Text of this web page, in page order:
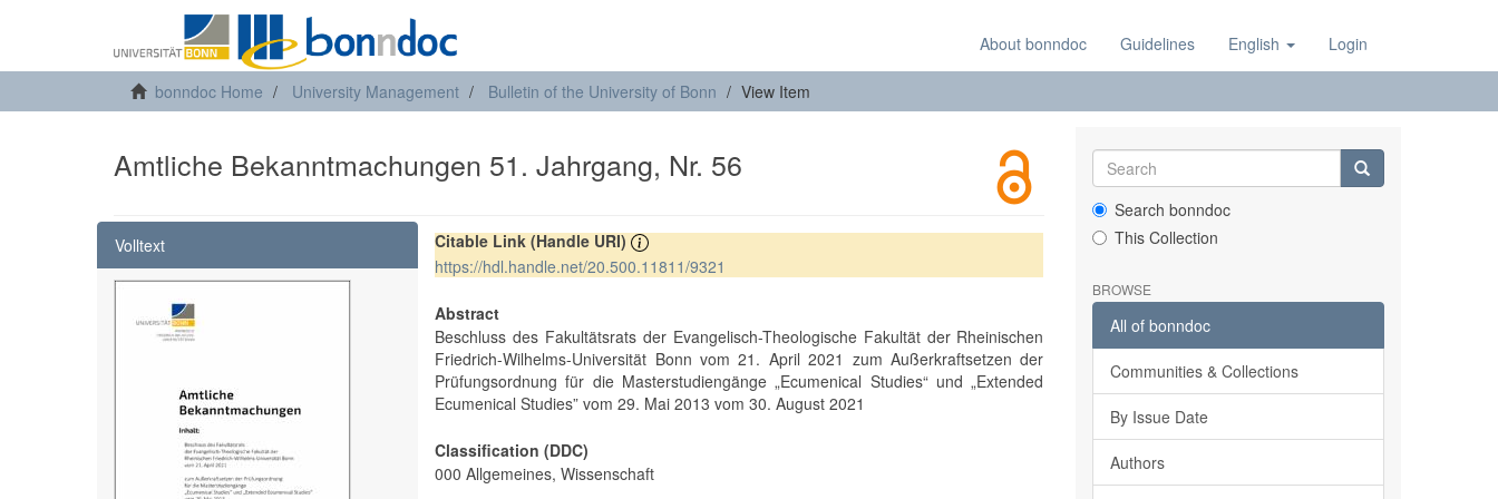
About bonndoc Guidelines English Login
bonndoc Home University Management Bulletin of the University of Bonn View Item
Amtliche Bekanntmachungen 51. Jahrgang, Nr. 56
Volltext
Citable Link (Handle URI)
https://hdl.handle.net/20.500.11811/9321
Abstract
Beschluss des Fakultätsrats der Evangelisch-Theologische Fakultät der Rheinischen
Friedrich-Wilhelms-Universität Bonn vom 21. April 2021 zum Außerkraftsetzen der
Prüfungsordnung für die Masterstudiengänge „Ecumenical Studies“ und „Extended
Ecumenical Studies” vom 29. Mai 2013 vom 30. August 2021
Classification (DDC)
000 Allgemeines, Wissenschaft
Search bonndoc
This Collection
BROWSE
All of bonndoc
Communities & Collections
By Issue Date
Authors